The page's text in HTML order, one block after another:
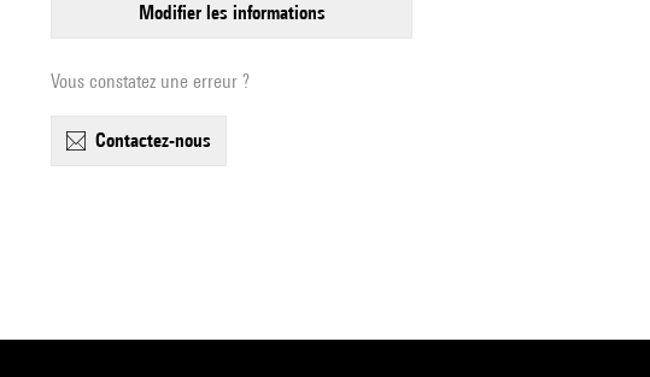
modifier les informations
Vous constatez une erreur ?
contactez-nous